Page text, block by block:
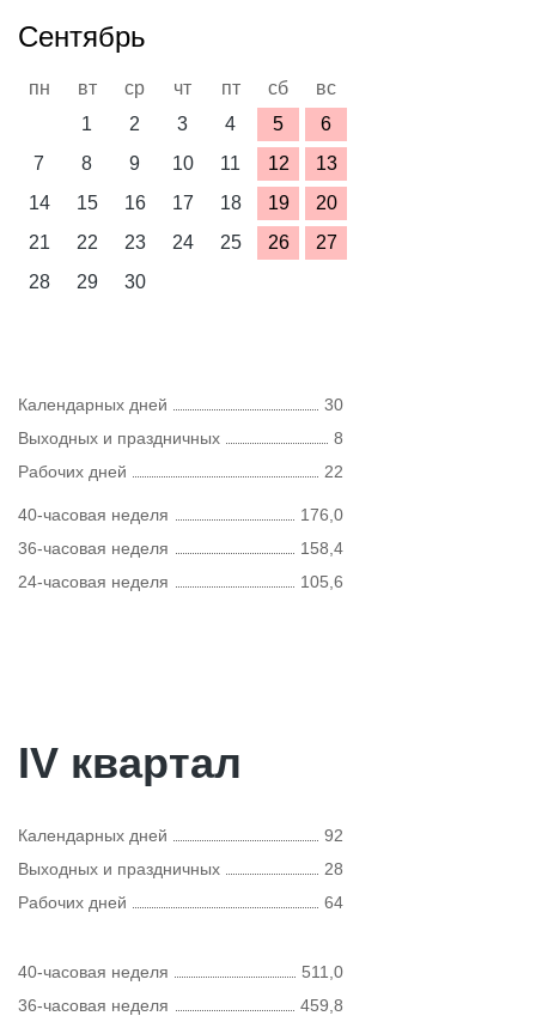
Сентябрь
пн вт ср чт пт сб
вс
1
2 3 4 5
6
7
8 9 10 11 12
13
14
15 16 17 18 19
20
21
22 23 24 25 26
27
28
29 30
Календарных дней
30
Выходных и праздничных
8
Рабочих дней
22
40-часовая неделя
176,0
36-часовая неделя
158,4
24-часовая неделя
105,6
IV квартал
Календарных дней
92
Выходных и праздничных
28
Рабочих дней
64
40-часовая неделя
511,0
36-часовая неделя
459,8